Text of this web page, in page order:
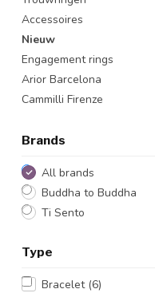
Accessoires
Nieuw
Engagement rings
Arior Barcelona
Cammilli Firenze
Brands
All brands
Buddha to Buddha
Ti Sento
Type
Bracelet (6)